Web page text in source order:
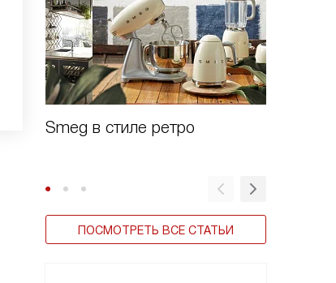
Smeg в стиле ретро
ПОСМОТРЕТЬ ВСЕ СТАТЬИ